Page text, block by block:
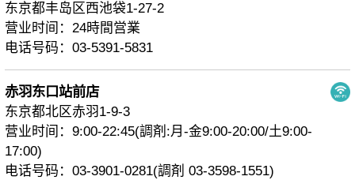
东京都丰岛区西池袋1-27-2
营业时间：24時間営業
电话号码：03-5391-5831
赤羽东口站前店
东京都北区赤羽1-9-3
营业时间：9:00-22:45(調剤:月-金9:00-20:00/土9:00-
17:00)
电话号码：03-3901-0281(調剤 03-3598-1551)